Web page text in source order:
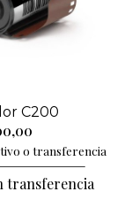
C200
o transferencia
transferencia